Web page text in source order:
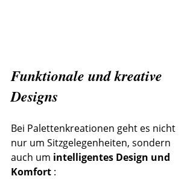
Funktionale und kreative
Designs
Bei Palettenkreationen geht es nicht
nur um Sitzgelegenheiten, sondern
auch um intelligentes Design und
Komfort :